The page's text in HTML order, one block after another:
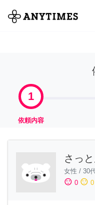
全て
1
依頼内容
さっ
女性 / 30
sentiment_satisfied 0 sentiment_neutral 0